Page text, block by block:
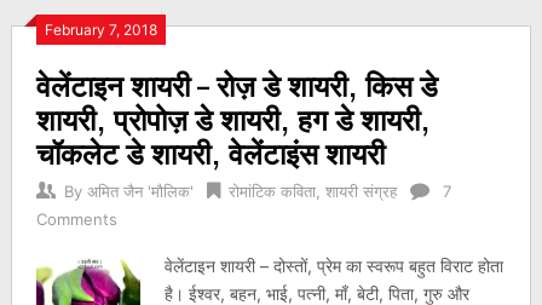
February 7, 2018
वेलेंटाइन शायरी – रोज़ डे शायरी, किस डे
शायरी, प्रोपोज़ डे शायरी, हग डे शायरी,
चॉकलेट डे शायरी, वेलेंटाइंस शायरी
By अमित जैन 'मौलिक' रोमांटिक कविता, शायरी संग्रह
7
Comments
वेलेंटाइन शायरी – दोस्तों, प्रेम का स्वरूप बहुत विराट होता
है। ईश्वर, बहन, भाई, पत्नी, माँ, बेटी, पिता, गुरु और
Posts
navigation